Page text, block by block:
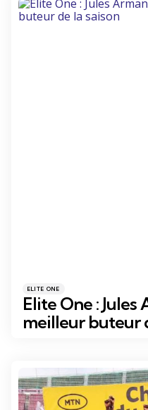
Catégories
Posté
dans
ELITE ONE
Elite One : Jules
meilleur buteur